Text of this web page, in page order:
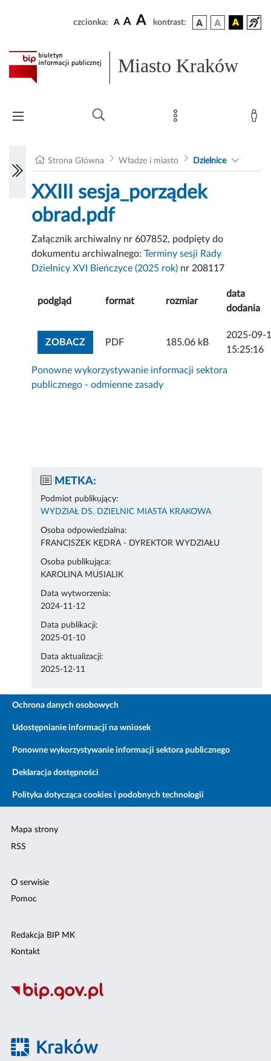
czcionka: A A A kontrast:
Miasto Kraków
Strona Główna Władze i miasto Dzielnice
XXIII sesja_porządek
obrad.pdf
Załącznik archiwalny nr 607852, podpięty do
dokumentu archiwalnego:Terminy sesji Rady
Dzielnicy XVI Bieńczyce (2025 rok) nr 208117
podgląd format rozmiar
data
dodania
ZOBACZZOBACZ ZAŁĄCZNIK
PDF 185.06 kB
2025-09-
15:25:16
Ponowne wykorzystywanie informacji sektora
publicznego - odmienne zasady
METKA:
Podmiot publikujący:
WYDZIAŁ DS. DZIELNIC MIASTA KRAKOWA
Osoba odpowiedzialna:
FRANCISZEK KĘDRA - DYREKTOR WYDZIAŁU
Osoba publikująca:
KAROLINA MUSIALIK
Data wytworzenia:
2024-11-12
Data publikacji:
2025-01-10
Data aktualizacji:
2025-12-11
Ochrona danych osobowych
Udostępnianie informacji na wniosek
Ponowne wykorzystywanie informacji sektora publicznego
Deklaracja dostępności
Polityka dotycząca cookies i podobnych technologii
Mapa strony
RSS
O serwisie
Pomoc
Redakcja BIP MK
Kontakt